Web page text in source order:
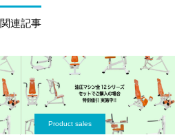
関連記事
Product sales